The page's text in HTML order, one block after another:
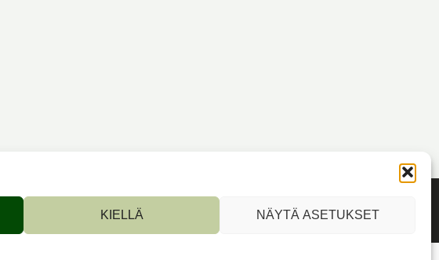
KIELLÄ NÄYTÄ ASETUKSET